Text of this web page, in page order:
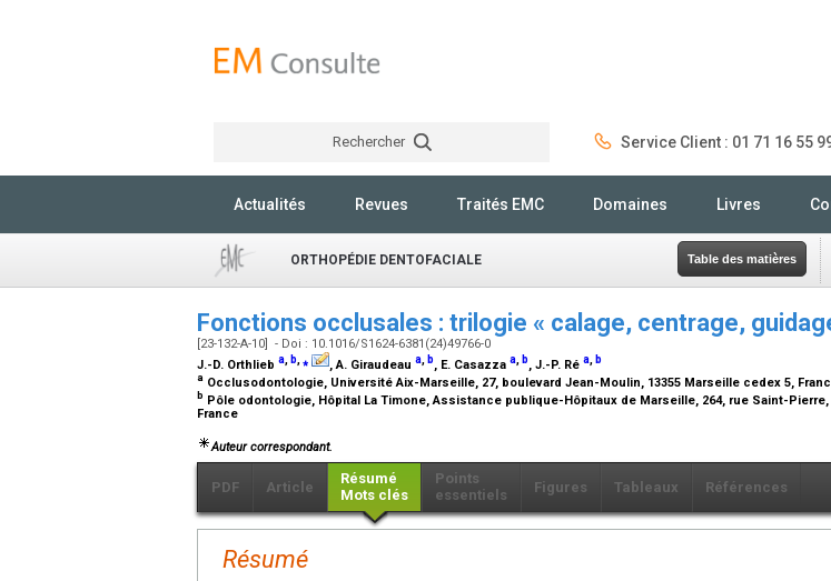
Rechercher Service Client : 01 71 16 55
Actualités Revues Traités EMC Domaines Livres
ORTHOPÉDIE DENTOFACIALE Table des matières
Fonctions occlusales : trilogie « calage, centrage,
[23-132-A-10] - Doi : 10.1016/S1624-6381(24)49766-0
J.-D. Orthlieb a, b,⁎ , A. Giraudeau a, b, E. Casazza a, b, J.-P. Ré a, b
a Occlusodontologie, Université Aix-Marseille, 27, boulevard Jean-Moulin, 13355 Marseille cedex 5,
b Pôle odontologie, Hôpital La Timone, Assistance publique-Hôpitaux de Marseille, 264, rue Saint-Pierre,
France
Auteur correspondant.
PDF Article
Résumé
Mots clés
Points
essentiels
Figures Tableaux Références
Résumé